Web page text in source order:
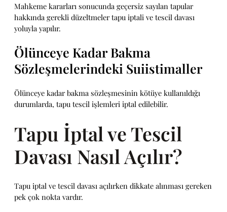
Mahkeme kararları sonucunda geçersiz sayılan tapular
hakkında gerekli düzeltmeler tapu iptali ve tescil davası
yoluyla yapılır.
Ölünceye Kadar Bakma
Sözleşmelerindeki Suiistimaller
Ölünceye kadar bakma sözleşmesinin kötüye kullanıldığı
durumlarda, tapu tescil işlemleri iptal edilebilir.
Tapu İptal ve Tescil
Davası Nasıl Açılır?
Tapu iptal ve tescil davası açılırken dikkate alınması gereken
pek çok nokta vardır.